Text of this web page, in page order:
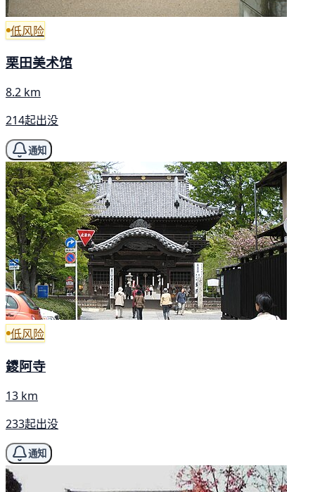
低风险
栗田美术馆
8.2 km
214起出没
通知
低风险
鑁阿寺
13 km
233起出没
通知